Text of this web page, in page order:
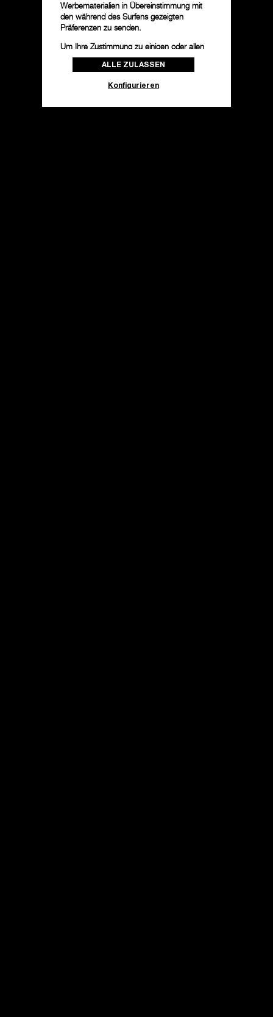
Werbematerialien in Übereinstimmung mit
den während des Surfens gezeigten
Präferenzen zu senden.
Um Ihre Zustimmung zu einigen oder allen
Cookies zu ändern oder zu widerrufen,
klicken Sie auf „Konfigurieren“, oder lesen
Klicken Sie auf „Alle zulassen“, um Ihr
ALLE ZULASSEN
Konfigurieren